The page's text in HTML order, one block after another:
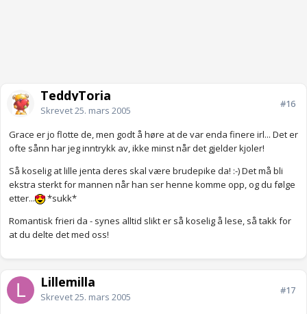
TeddyToria
Skrevet25. mars 2005
#16
Grace er jo flotte de, men godt å høre at de var enda finere irl... Det er
ofte sånn har jeg inntrykk av, ikke minst når det gjelder kjoler!
Så koselig at lille jenta deres skal være brudepike da! :-) Det må bli
ekstra sterkt for mannen når han ser henne komme opp, og du følge
etter...
*sukk*
Romantisk frieri da - synes alltid slikt er så koselig å lese, så takk for
at du delte det med oss!
Lillemilla
Skrevet25. mars 2005
#17